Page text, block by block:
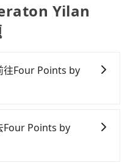
Yilan
往Four Points by
、轉車麻煩！台北-南港
從最早07:12到23:52，
Four Points by